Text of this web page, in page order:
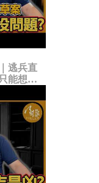
逃兵直
能想到